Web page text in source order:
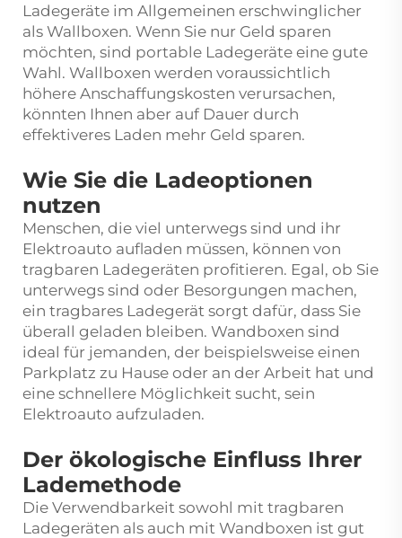
Ladegeräte im Allgemeinen erschwinglicher
als Wallboxen. Wenn Sie nur Geld sparen
möchten, sind portable Ladegeräte eine gute
Wahl. Wallboxen werden voraussichtlich
höhere Anschaffungskosten verursachen,
könnten Ihnen aber auf Dauer durch
effektiveres Laden mehr Geld sparen.
Wie Sie die Ladeoptionen
nutzen
Menschen, die viel unterwegs sind und ihr
Elektroauto aufladen müssen, können von
tragbaren Ladegeräten profitieren. Egal, ob Sie
unterwegs sind oder Besorgungen machen,
ein tragbares Ladegerät sorgt dafür, dass Sie
überall geladen bleiben. Wandboxen sind
ideal für jemanden, der beispielsweise einen
Parkplatz zu Hause oder an der Arbeit hat und
eine schnellere Möglichkeit sucht, sein
Elektroauto aufzuladen.
Der ökologische Einfluss Ihrer
Lademethode
Die Verwendbarkeit sowohl mit tragbaren
Ladegeräten als auch mit Wandboxen ist gut